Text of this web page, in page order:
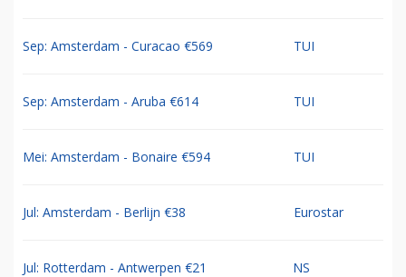
Sep: Amsterdam - Curacao €569 TUI
Sep: Amsterdam - Aruba €614 TUI
Mei: Amsterdam - Bonaire €594 TUI
Jul: Amsterdam - Berlijn €38 Eurostar
Jul: Rotterdam - Antwerpen €21 NS